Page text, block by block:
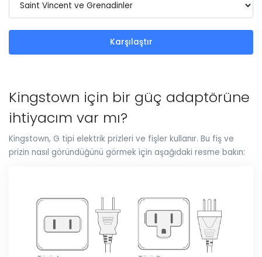
Karşılaştır
Kingstown için bir güç adaptörüne
ihtiyacım var mı?
Kingstown, G tipi elektrik prizleri ve fişler kullanır. Bu fiş ve
prizin nasıl göründüğünü görmek için aşağıdaki resme bakın: